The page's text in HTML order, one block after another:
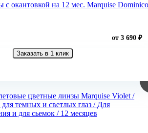
c окантовкой на 12 мес. Marquise Dominico
от 3 690 ₽
Заказать в 1 клик